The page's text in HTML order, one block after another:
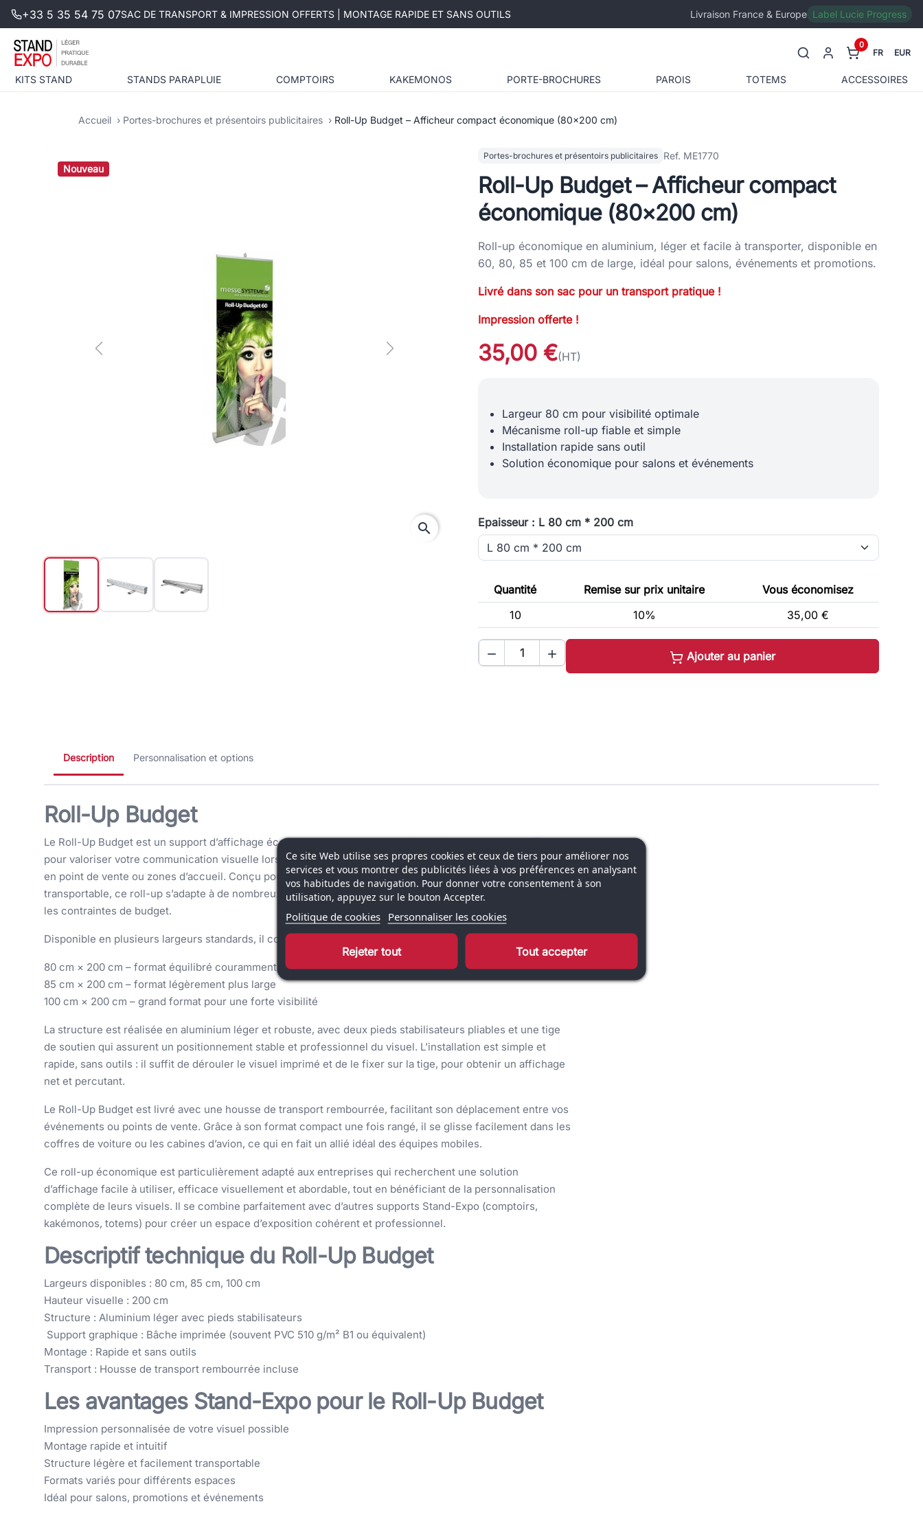
+33 5 35 54 75 07SAC DE TRANSPORT & IMPRESSION OFFERTS | MONTAGE RAPIDE ET SANS OUTILS Livraison France & Europe Label Lucie Progress
KITS STAND STANDS PARAPLUIE COMPTOIRS KAKEMONOS PORTE-BROCHURES PAROIS TOTEMS ACCESSOIRES
0
FR EUR
Accueil Portes-brochures et présentoirs publicitaires Roll-Up Budget – Afficheur compact économique (80×200 cm)
Nouveau
Previous Next
search
Portes-brochures et présentoirs publicitaires Ref. ME1770
Roll-Up Budget – Afficheur compact
économique (80×200 cm)
Roll-up économique en aluminium, léger et facile à transporter, disponible en
60, 80, 85 et 100 cm de large, idéal pour salons, événements et promotions.
Livré dans son sac pour un transport pratique !
Impression offerte !
35,00 €(HT)
Largeur 80 cm pour visibilité optimale
Mécanisme roll-up fiable et simple
Installation rapide sans outil
Solution économique pour salons et événements
Epaisseur : L 80 cm * 200 cm
Quantité Remise sur prix unitaire
Vous économisez
10
10% 35,00 €
  Ajouter au panier
Description Personnalisation et options
Roll-Up Budget
Le Roll-Up Budget est un support d’affichage économique et polyvalent qui constitue une solution efficace
pour valoriser votre communication visuelle lors de salons, foires, événements professionnels, promotions
en point de vente ou zones d’accueil. Conçu pour être à la fois léger, rapide à installer et facilement
transportable, ce roll-up s’adapte à de nombreux types de campagnes promotionnelles tout en respectant
les contraintes de budget.
Disponible en plusieurs largeurs standards, il couvre vos besoins d’affichage selon l’espace disponible :
80 cm × 200 cm – format équilibré couramment utilisé
85 cm × 200 cm – format légèrement plus large
100 cm × 200 cm – grand format pour une forte visibilité
La structure est réalisée en aluminium léger et robuste, avec deux pieds stabilisateurs pliables et une tige
de soutien qui assurent un positionnement stable et professionnel du visuel. L’installation est simple et
rapide, sans outils : il suffit de dérouler le visuel imprimé et de le fixer sur la tige, pour obtenir un affichage
net et percutant.
Le Roll-Up Budget est livré avec une housse de transport rembourrée, facilitant son déplacement entre vos
événements ou points de vente. Grâce à son format compact une fois rangé, il se glisse facilement dans les
coffres de voiture ou les cabines d’avion, ce qui en fait un allié idéal des équipes mobiles.
Ce roll-up économique est particulièrement adapté aux entreprises qui recherchent une solution
d’affichage facile à utiliser, efficace visuellement et abordable, tout en bénéficiant de la personnalisation
complète de leurs visuels. Il se combine parfaitement avec d’autres supports Stand-Expo (comptoirs,
kakémonos, totems) pour créer un espace d’exposition cohérent et professionnel.
Descriptif technique du Roll-Up Budget
Largeurs disponibles : 80 cm, 85 cm, 100 cm
Hauteur visuelle : 200 cm
Structure : Aluminium léger avec pieds stabilisateurs
Support graphique : Bâche imprimée (souvent PVC 510 g/m² B1 ou équivalent)
Montage : Rapide et sans outils
Transport : Housse de transport rembourrée incluse
Les avantages Stand-Expo pour le Roll-Up Budget
Impression personnalisée de votre visuel possible
Montage rapide et intuitif
Structure légère et facilement transportable
Formats variés pour différents espaces
Idéal pour salons, promotions et événements
Ce site Web utilise ses propres cookies et ceux de tiers pour améliorer nos
services et vous montrer des publicités liées à vos préférences en analysant
vos habitudes de navigation. Pour donner votre consentement à son
utilisation, appuyez sur le bouton Accepter.
Politique de cookies Personnaliser les cookies
Rejeter tout Tout accepter